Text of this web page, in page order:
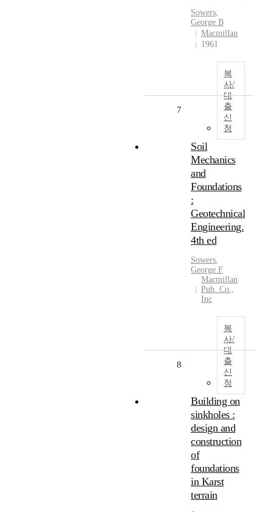
Sowers,
George B
Macmillan
1961
복
사/
대
출
신
청
7
Soil
Mechanics
and
Foundations
:
Geotechnical
Engineering.
4th ed
Sowers,
George F
Macmillan
Pub. Co.,
Inc
복
사/
대
출
신
청
8
Building on
sinkholes :
design and
construction
of
foundations
in Karst
terrain